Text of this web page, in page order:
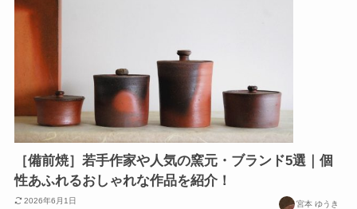
［備前焼］若手作家や人気の窯元・ブランド5選｜個
性あふれるおしゃれな作品を紹介！
2026年6月1日 宮本 ゆうき